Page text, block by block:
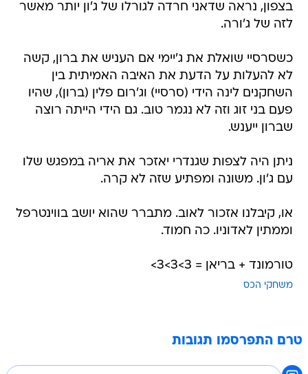
בצפון, נראה שדאני חרדה לגורלו של ג'ון יותר מאשר
לזה של ג'ורה.
כשסרסיי שואלת את ג'יימי אם העניש את ברון, קשה
לא להעלות על הדעת את האיבה האמיתית בין
השחקנים לינה הידי (סרסיי) וג'רום פלין (ברון), שהיו
פעם בני זוג וזה לא נגמר טוב. גם הידי הייתה רוצה
שברון ייענש.
ניתן היה לצפות שגנדרי יאזכר את אריה במפגש שלו
עם ג'ון. משונה ומפתיע שזה לא קרה.
או, קיבלנו אזכור לאוב. מתברר שהוא יושב בווינטרפל
וממתין לאדוניו. כה חמוד.
טורמונד + בריאן = 3>3>3>
משחקי הכס
טרם התפרסמו תגובות